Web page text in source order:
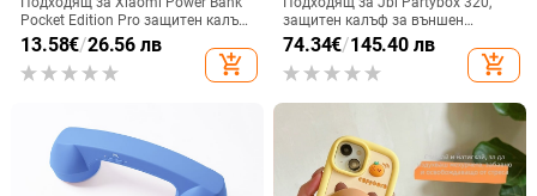
Pocket Edition Pro защитен калъф
33W силиконов 10000mA
неплъзгащ се защитен калъф за
Power Bank
13.58€/26.56 лв
add_shopping_cart
защитен калъф за външен
високоговорител, калъф за
количка Stage 320 Audio,
прахозащитно покритие.
74.34€/145.40 лв
add_shopping_cart